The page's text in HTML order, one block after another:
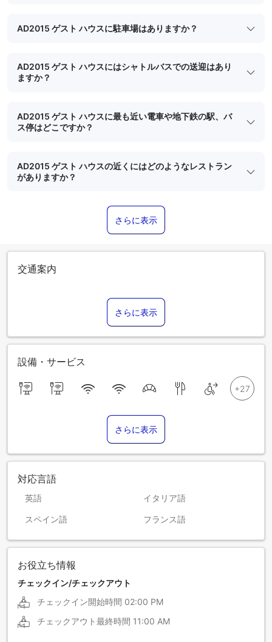
AD2015 ゲスト ハウスに駐車場はありますか？
AD2015 ゲスト ハウスにはシャトルバスでの送迎はあり
ますか？
AD2015 ゲスト ハウスに最も近い電車や地下鉄の駅、バ
ス停はどこですか？
AD2015 ゲスト ハウスの近くにはどのようなレストラン
がありますか？
さらに表示
交通案内
さらに表示
設備・サービス
さらに表示
対応言語
英語 イタリア語
スペイン語 フランス語
お役立ち情報
チェックイン/チェックアウト
チェックイン開始時間 02:00 PM
チェックアウト最終時間 11:00 AM